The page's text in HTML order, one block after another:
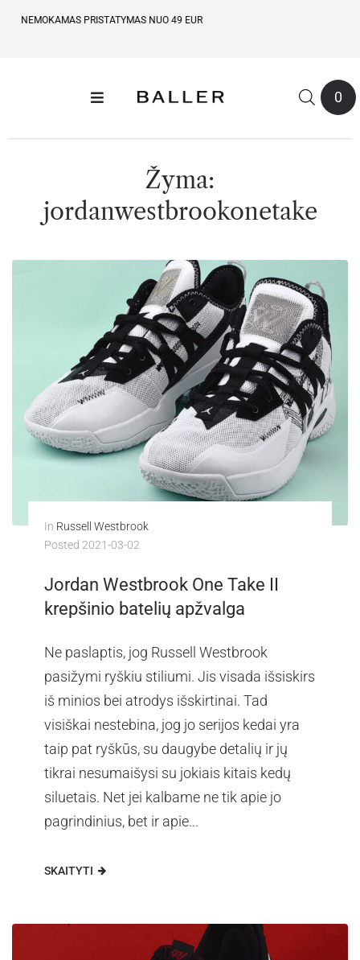
0
Žyma:
jordanwestbrookonetake
In Russell Westbrook
Posted 2021-03-02
Jordan Westbrook One Take II
krepšinio batelių apžvalga
Ne paslaptis, jog Russell Westbrook
pasižymi ryškiu stiliumi. Jis visada išsiskirs
iš minios bei atrodys išskirtinai. Tad
visiškai nestebina, jog jo serijos kedai yra
taip pat ryškūs, su daugybe detalių ir jų
tikrai nesumaišysi su jokiais kitais kedų
siluetais. Net jei kalbame ne tik apie jo
pagrindinius, bet ir apie...
SKAITYTI